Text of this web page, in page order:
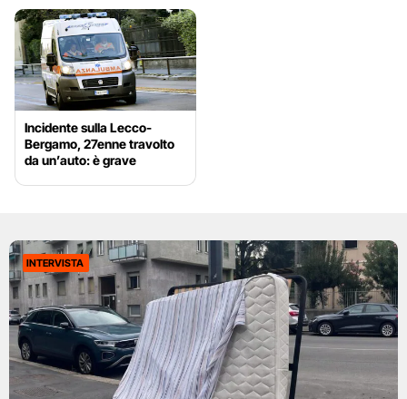
Incidente sulla Lecco-
Bergamo, 27enne travolto
da un’auto: è grave
INTERVISTA